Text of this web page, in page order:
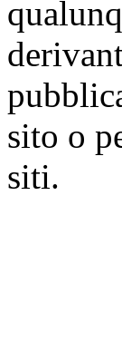
sito o
siti.